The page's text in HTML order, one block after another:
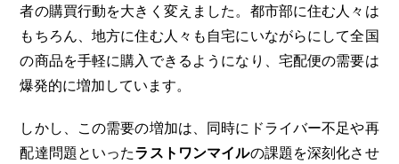
者の購買行動を大きく変えました。都市部に住む人々は
もちろん、地方に住む人々も自宅にいながらにして全国
の商品を手軽に購入できるようになり、宅配便の需要は
爆発的に増加しています。
しかし、この需要の増加は、同時にドライバー不足や再
配達問題といったラストワンマイルの課題を深刻化させ